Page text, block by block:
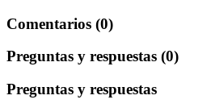
Comentarios (0)
Preguntas y respuestas (0)
Preguntas y respuestas